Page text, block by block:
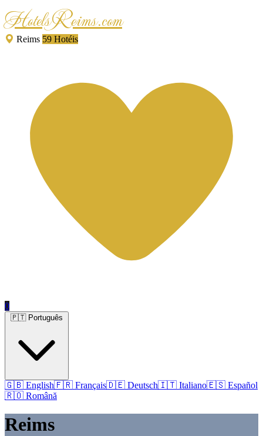
HotelsReims.com
Reims 59 Hotéis
0
🇬🇧 English🇫🇷 Français🇩🇪 Deutsch🇮🇹 Italiano🇪🇸 Español
🇷🇴 Română
Reims